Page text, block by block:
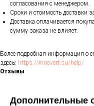
согласования с менеджером.
Сроки и стоимость доставки
Доставка оплачивается
сумму заказа не влияет.
Более подробная информация о
здесь: https://innovert.su/help/
Отзывы
Дополнительные